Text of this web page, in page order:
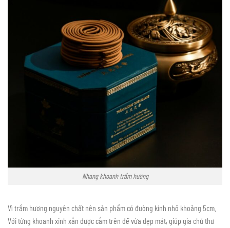
Nhang khoanh trầm hương
Vì trầm hương nguyên chất nên sản phẩm có đường kính nhỏ khoảng 5cm.
Với từng khoanh xinh xắn được cắm trên đế vừa đẹp mát, giúp gia chủ thư